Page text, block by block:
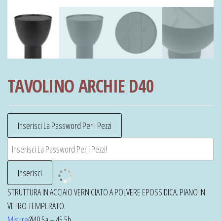
TAVOLINO ARCHIE D40
STRUTTURA IN ACCIAIO VERNICIATO A POLVERE EPOSSIDICA. PIANO IN
VETRO TEMPERATO.